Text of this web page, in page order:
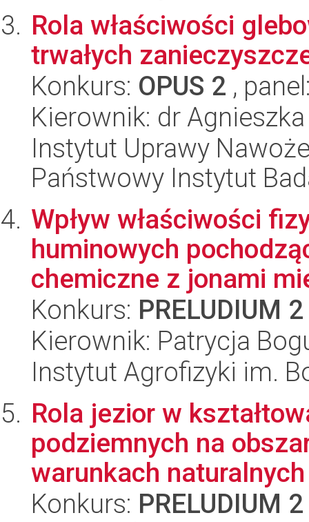
Rola właściwości
trwałych
Konkurs: OPUS 2 ,
Kierownik: dr
Instytut Uprawy
Państwowy Instytut
Wpływ właściwości
huminowych
chemiczne z jonami
Konkurs: PRELUDIUM 2
Kierownik: Patrycja
Instytut Agrofizyki im.
Rola jezior w
podziemnych na
warunkach
Konkurs: PRELUDIUM 2